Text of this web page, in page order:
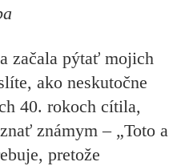
začala pýtať mojich
ako neskutočne
40. rokoch cítila,
známym – „Toto a
pretože